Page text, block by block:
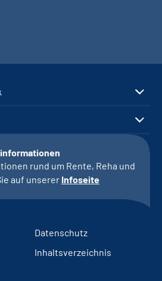
rund um Rente, Reha und
auf unserer Infoseite
Datenschutz
Inhaltsverzeichnis